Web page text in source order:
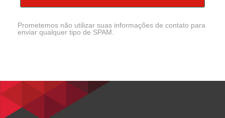
Prometemos não utilizar suas informações de contato para
enviar qualquer tipo de SPAM.